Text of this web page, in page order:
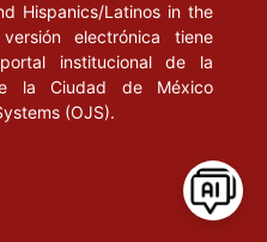
Hispanics/Latinos in the
electrónica tiene
institucional de la
la Ciudad de México
(OJS).